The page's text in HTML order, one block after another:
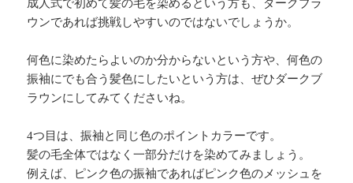
成人式で初めて髪の毛を染めるという方も、ダークブラ
ウンであれば挑戦しやすいのではないでしょうか。
何色に染めたらよいのか分からないという方や、何色の
振袖にでも合う髪色にしたいという方は、ぜひダークブ
ラウンにしてみてくださいね。
4つ目は、振袖と同じ色のポイントカラーです。
髪の毛全体ではなく一部分だけを染めてみましょう。
例えば、ピンク色の振袖であればピンク色のメッシュを